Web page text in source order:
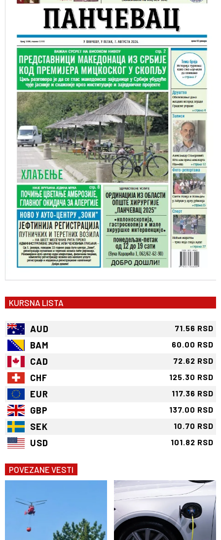
KURSNA LISTA
AUD 71.56 RSD
BAM 60.00 RSD
CAD 72.62 RSD
CHF 125.30 RSD
EUR 117.36 RSD
GBP 137.00 RSD
SEK 10.70 RSD
USD 101.82 RSD
POVEZANE VESTI